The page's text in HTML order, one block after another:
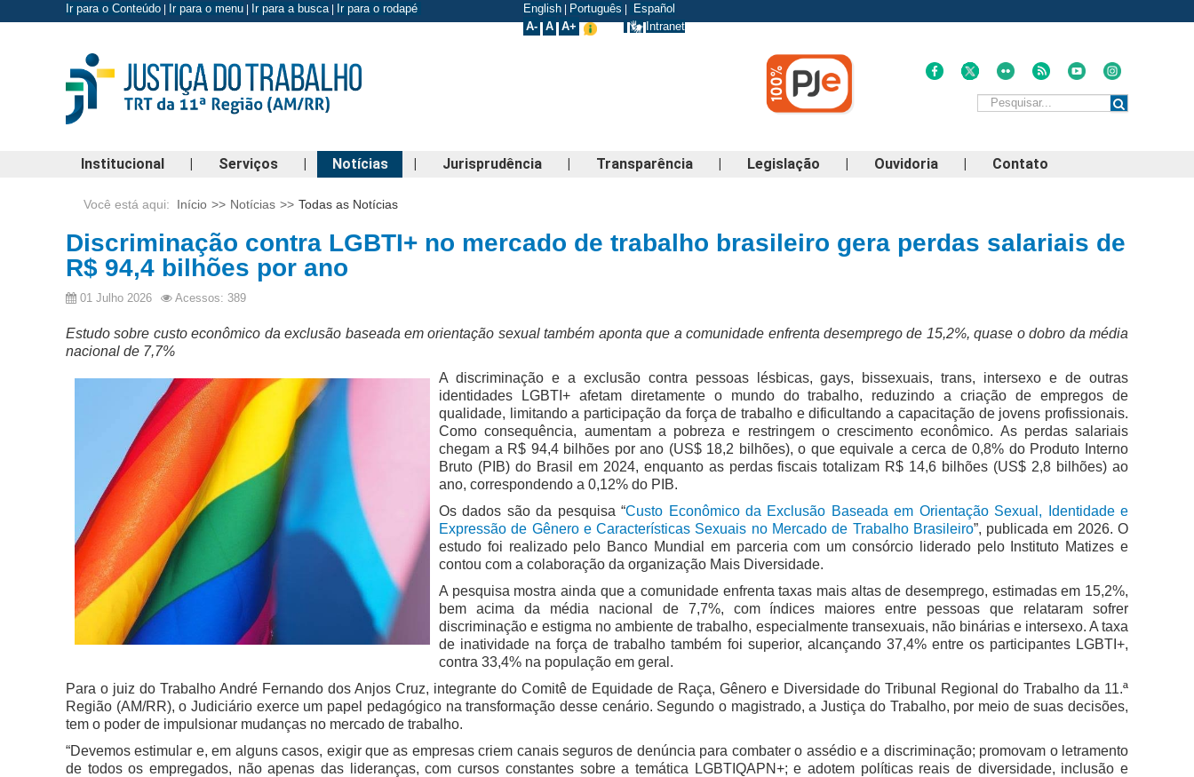
Ir para o Conteúdo Ir para o menu Ir para a busca| Ir para o rodapé English Português
Español
A- A A+ Intranet
Institucional | Serviços | Notícias | Jurisprudência | Transparência | Legislação | Ouvidoria | Contato
Você está aqui: Início >> Notícias >> Todas as Notícias
Discriminação contra LGBTI+ no mercado de trabalho brasileiro gera perdas salariais de
R$ 94,4 bilhões por ano
01 Julho 2026 Acessos: 389
Estudo sobre custo econômico da exclusão baseada em orientação sexual também aponta que a comunidade enfrenta desemprego de 15,2%, quase o dobro da média
nacional de 7,7%
A discriminação e a exclusão contra pessoas lésbicas, gays, bissexuais, trans, intersexo e de outras
identidades LGBTI+ afetam diretamente o mundo do trabalho, reduzindo a criação de empregos de
qualidade, limitando a participação da força de trabalho e dificultando a capacitação de jovens profissionais.
Como consequência, aumentam a pobreza e restringem o crescimento econômico. As perdas salariais
chegam a R$ 94,4 bilhões por ano (US$ 18,2 bilhões), o que equivale a cerca de 0,8% do Produto Interno
Bruto (PIB) do Brasil em 2024, enquanto as perdas fiscais totalizam R$ 14,6 bilhões (US$ 2,8 bilhões) ao
ano, correspondendo a 0,12% do PIB.
Os dados são da pesquisa “Custo Econômico da Exclusão Baseada em Orientação Sexual, Identidade e
Expressão de Gênero e Características Sexuais no Mercado de Trabalho Brasileiro”, publicada em 2026. O
estudo foi realizado pelo Banco Mundial em parceria com um consórcio liderado pelo Instituto Matizes e
contou com a colaboração da organização Mais Diversidade.
A pesquisa mostra ainda que a comunidade enfrenta taxas mais altas de desemprego, estimadas em 15,2%,
bem acima da média nacional de 7,7%, com índices maiores entre pessoas que relataram sofrer
discriminação e estigma no ambiente de trabalho, especialmente transexuais, não binárias e intersexo. A taxa
de inatividade na força de trabalho também foi superior, alcançando 37,4% entre os participantes LGBTI+,
contra 33,4% na população em geral.
Para o juiz do Trabalho André Fernando dos Anjos Cruz, integrante do Comitê de Equidade de Raça, Gênero e Diversidade do Tribunal Regional do Trabalho da 11.ª
Região (AM/RR), o Judiciário exerce um papel pedagógico na transformação desse cenário. Segundo o magistrado, a Justiça do Trabalho, por meio de suas decisões,
tem o poder de impulsionar mudanças no mercado de trabalho.
“Devemos estimular e, em alguns casos, exigir que as empresas criem canais seguros de denúncia para combater o assédio e a discriminação; promovam o letramento
de todos os empregados, não apenas das lideranças, com cursos constantes sobre a temática LGBTIQAPN+; e adotem políticas reais de diversidade, inclusão e